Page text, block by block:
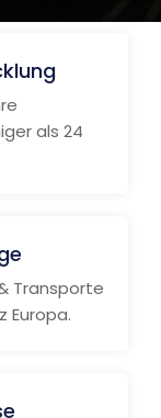
als 24
Transporte
Europa.